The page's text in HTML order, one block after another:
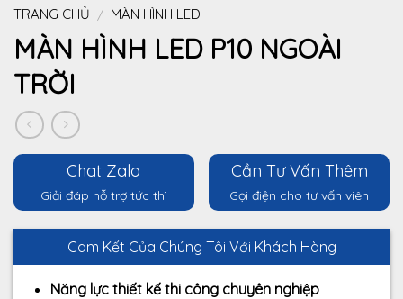
TRANG CHỦ / MÀN HÌNH LED
MÀN HÌNH LED P10 NGOÀI
TRỜI
Chat Zalo
Giải đáp hỗ trợ tức thì
Cần Tư Vấn Thêm
Gọi điện cho tư vấn viên
Cam Kết Của Chúng Tôi Với Khách Hàng
Năng lực thiết kế thi công chuyên nghiệp